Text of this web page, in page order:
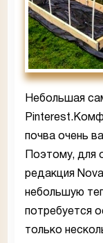
Небольшая
почва очень
Поэтому, для
редакция
небольшую
потребуется
только